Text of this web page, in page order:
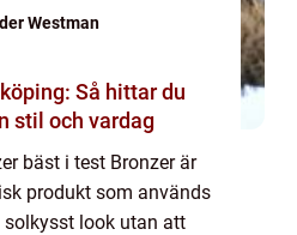
Westman
Så hittar du
stil och vardag
bäst i test Bronzer är
produkt som används
look utan att